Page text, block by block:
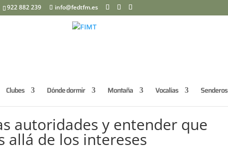
922 882 239 info@fedtfm.es
Clubes Dónde dormir Montaña Vocalías Senderos
autoridades y entender que
allá de los intereses